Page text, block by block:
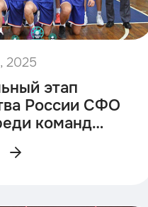
2025
этап
России СФО
команд